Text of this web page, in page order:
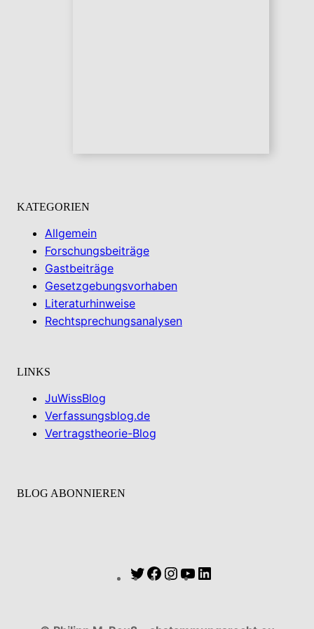
KATEGORIEN
Allgemein
Forschungsbeiträge
Gastbeiträge
Gesetzgebungsvorhaben
Literaturhinweise
Rechtsprechungsanalysen
LINKS
JuWissBlog
Verfassungsblog.de
Vertragstheorie-Blog
BLOG ABONNIEREN
TwitterFacebook
Instagram
YouTube